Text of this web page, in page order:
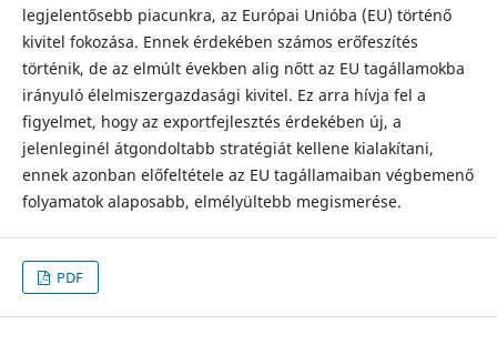
legjelentősebb piacunkra, az Európai Unióba (EU) történő
kivitel fokozása. Ennek érdekében számos erőfeszítés
történik, de az elmúlt években alig nőtt az EU tagállamokba
irányuló élelmiszergazdasági kivitel. Ez arra hívja fel a
figyelmet, hogy az exportfejlesztés érdekében új, a
jelenleginél átgondoltabb stratégiát kellene kialakítani,
ennek azonban előfeltétele az EU tagállamaiban végbemenő
folyamatok alaposabb, elmélyültebb megismerése.
PDF